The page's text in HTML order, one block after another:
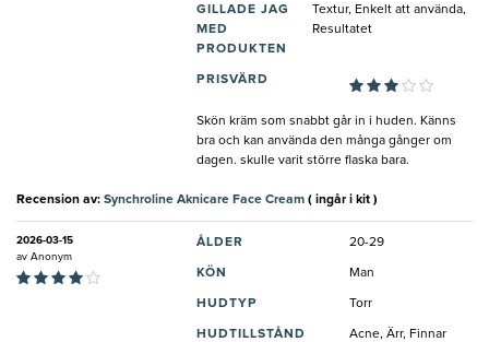
GILLADE JAG
MED
PRODUKTEN
Textur, Enkelt att använda,
Resultatet
PRISVÄRD
Skön kräm som snabbt går in i huden. Känns
bra och kan använda den många gånger om
dagen. skulle varit större flaska bara.
Recension av: Synchroline Aknicare Face Cream ( ingår i kit )
2026-03-15
av Anonym
ÅLDER 20-29
KÖN Man
HUDTYP Torr
HUDTILLSTÅND Acne, Ärr, Finnar